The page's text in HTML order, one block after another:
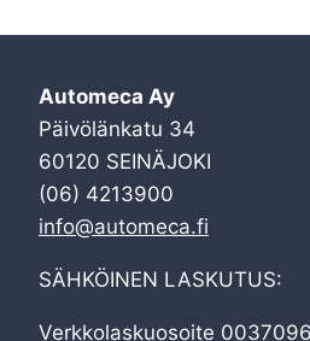
Automeca Ay
Päivölänkatu 34
60120 SEINÄJOKI
(06) 4213900
info@automeca.fi
SÄHKÖINEN LASKUTUS:
Verkkolaskuosoite